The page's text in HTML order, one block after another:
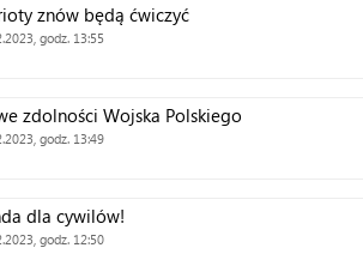
znów będą ćwiczyć
godz. 13:55
zdolności Wojska Polskiego
godz. 13:49
dla cywilów!
godz. 12:50